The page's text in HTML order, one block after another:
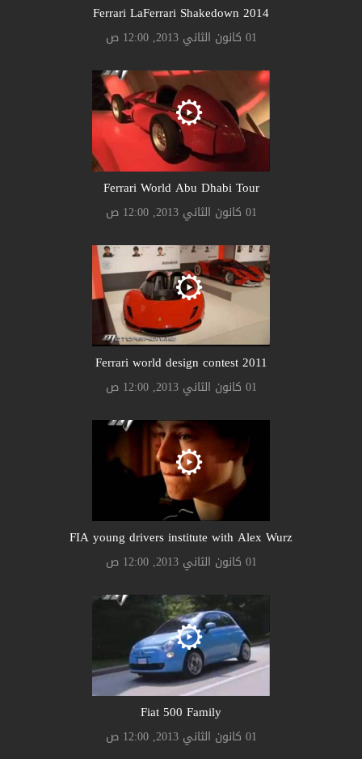
Ferrari LaFerrari Shakedown 2014
01 كانون الثاني 2013, 12:00 ص
Ferrari World Abu Dhabi Tour
01 كانون الثاني 2013, 12:00 ص
Ferrari world design contest 2011
01 كانون الثاني 2013, 12:00 ص
FIA young drivers institute with Alex Wurz
01 كانون الثاني 2013, 12:00 ص
Fiat 500 Family
01 كانون الثاني 2013, 12:00 ص